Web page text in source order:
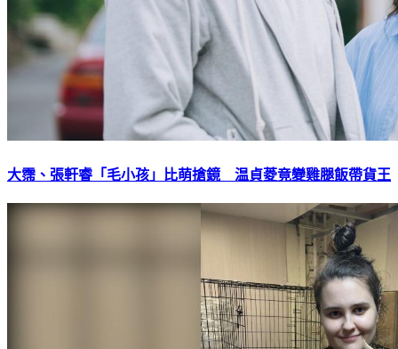
大霈、張軒睿「毛小孩」比萌搶鏡 温貞菱竟變雞腿飯帶貨王